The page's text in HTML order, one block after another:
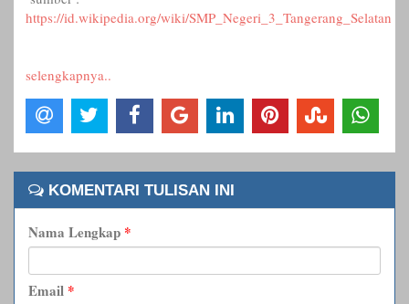
https://id.wikipedia.org/wiki/SMP_Negeri_3_Tangerang_Selatan
selengkapnya..
KOMENTARI TULISAN INI
Nama Lengkap *
Email *